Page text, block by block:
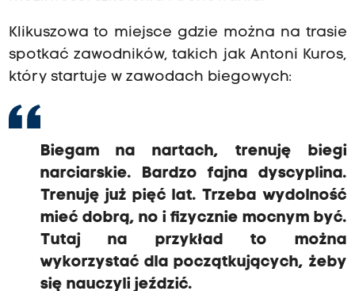
Klikuszowa to miejsce gdzie można na trasie
spotkać zawodników, takich jak Antoni Kuros,
który startuje w zawodach biegowych:
Biegam na nartach, trenuję biegi
narciarskie. Bardzo fajna dyscyplina.
Trenuję już pięć lat. Trzeba wydolność
mieć dobrą, no i fizycznie mocnym być.
Tutaj na przykład to można
wykorzystać dla początkujących, żeby
się nauczyli jeździć.